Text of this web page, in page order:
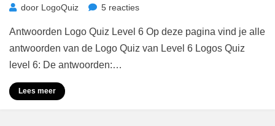
door LogoQuiz 5 reactiesop
Quiz
Antwoorden
Antwoorden Logo Quiz Level 6 Op deze pagina vind je alle
antwoorden van de Logo Quiz van Level 6 Logos Quiz
level 6: De antwoorden:…
Lees meer